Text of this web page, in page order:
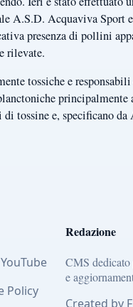
A.S.D. Acquaviva Sport
presenza di pollini
rilevate.
tossiche e
principalmente
tossine e, specificano da
Policy
Redazione
CMS
e
Created by